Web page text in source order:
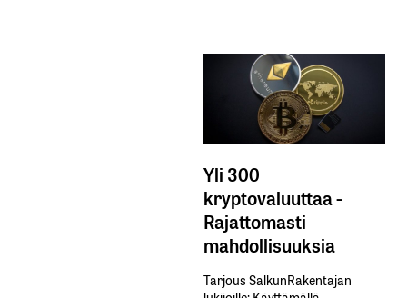
Yli 300
kryptovaluuttaa -
Rajattomasti
mahdollisuuksia
Tarjous SalkunRakentajan